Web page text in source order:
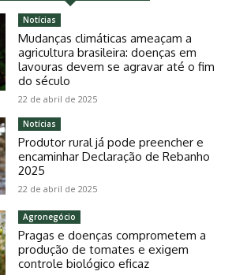
Notícias
Mudanças climáticas ameaçam a
agricultura brasileira: doenças em
lavouras devem se agravar até o fim
do século
22 de abril de 2025
Notícias
Produtor rural já pode preencher e
encaminhar Declaração de Rebanho
2025
22 de abril de 2025
Agronegócio
Pragas e doenças comprometem a
produção de tomates e exigem
controle biológico eficaz